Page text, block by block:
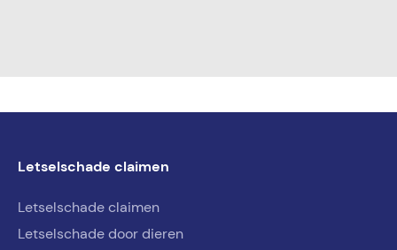
Letselschade claimen
Letselschade claimen
Letselschade door dieren